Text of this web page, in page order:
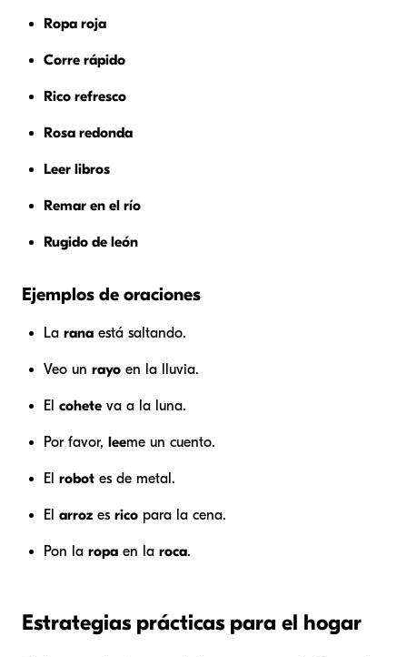
Ropa roja
Corre rápido
Rico refresco
Rosa redonda
Leer libros
Remar en el río
Rugido de león
Ejemplos de oraciones
La rana está saltando.
Veo un rayo en la lluvia.
El cohete va a la luna.
Por favor, leeme un cuento.
El robot es de metal.
El arroz es rico para la cena.
Pon la ropa en la roca.
Estrategias prácticas para el hogar